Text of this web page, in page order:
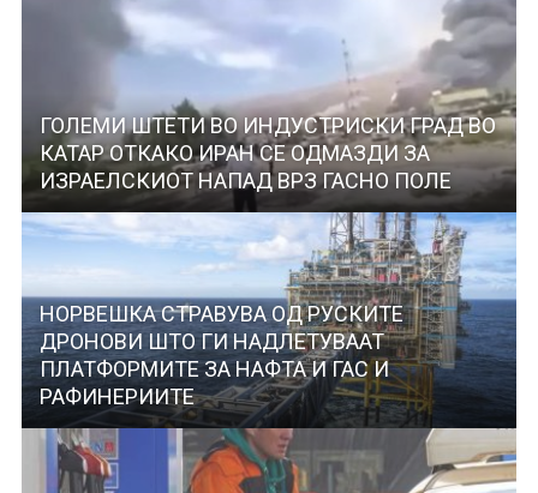
ГОЛЕМИ ШТЕТИ ВО ИНДУСТРИСКИ ГРАД ВО
КАТАР ОТКАКО ИРАН СЕ ОДМАЗДИ ЗА
ИЗРАЕЛСКИОТ НАПАД ВРЗ ГАСНО ПОЛЕ
НОРВЕШКА СТРАВУВА ОД РУСКИТЕ
ДРОНОВИ ШТО ГИ НАДЛЕТУВААТ
ПЛАТФОРМИТЕ ЗА НАФТА И ГАС И
РАФИНЕРИИТЕ